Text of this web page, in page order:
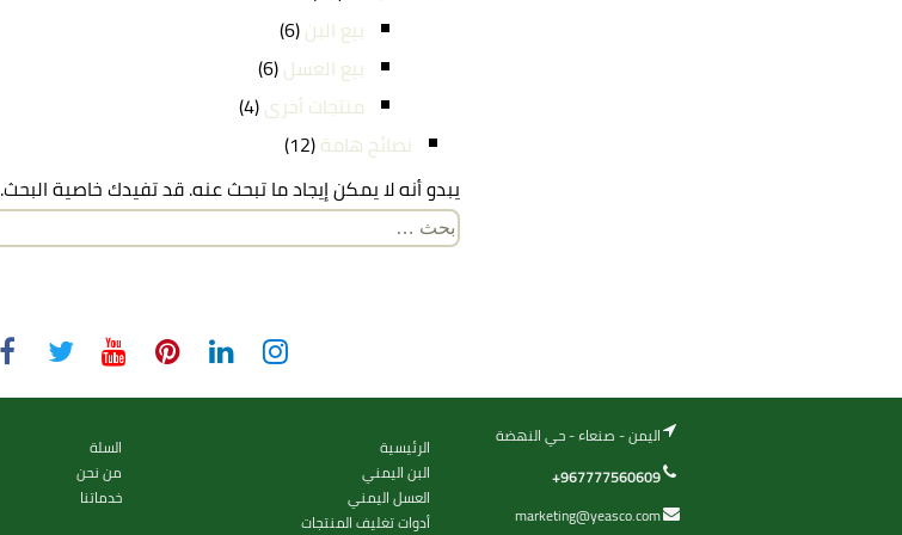
بيع البن(6)
بيع العسل(6)
منتجات أخرى(4)
نصائح هامة(12)
يبدو أنه لا يمكن إيجاد ما تبحث عنه. قد تفيدك خاصية البحث.
البحث
اليمن - صنعاء - حي النهضة
+967777560609
marketing@yeasco.com
الرئيسية
البن اليمني
العسل اليمني
أدوات تغليف المنتجات
السلة
من نحن
خدماتنا